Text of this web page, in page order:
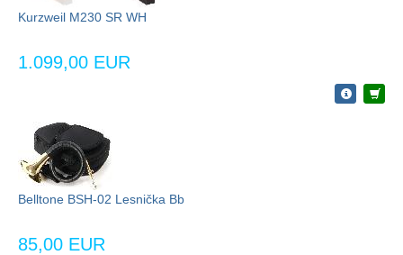
Kurzweil M230 SR WH
1.099,00 EUR
Belltone BSH-02 Lesnička Bb
85,00 EUR